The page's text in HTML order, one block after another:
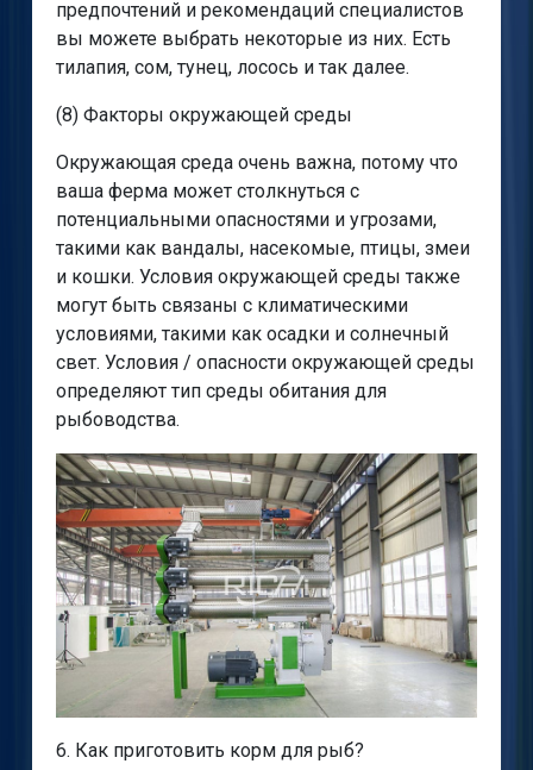
предпочтений и рекомендаций специалистов
вы можете выбрать некоторые из них. Есть
тилапия, сом, тунец, лосось и так далее.
(8) Факторы окружающей среды
Окружающая среда очень важна, потому что
ваша ферма может столкнуться с
потенциальными опасностями и угрозами,
такими как вандалы, насекомые, птицы, змеи
и кошки. Условия окружающей среды также
могут быть связаны с климатическими
условиями, такими как осадки и солнечный
свет. Условия / опасности окружающей среды
определяют тип среды обитания для
рыбоводства.
6. Как приготовить корм для рыб?